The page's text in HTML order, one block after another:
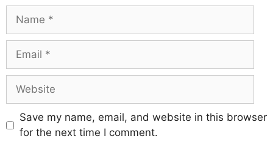
Save my name, email, and website in this browser
for the next time I comment.